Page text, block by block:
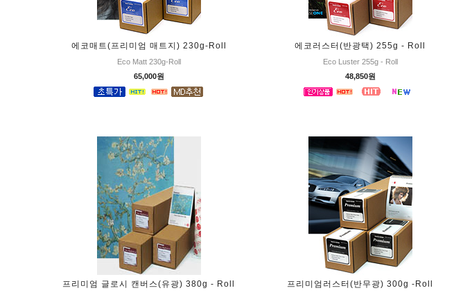
에코매트(프리미엄 매트지) 230g-Roll
Eco Matt 230g-Roll
65,000원
에코러스터(반광택) 255g - Roll
Eco Luster 255g - Roll
48,850원
프리미엄 글로시 캔버스(유광) 380g - Roll 프리미엄러스터(반무광) 300g -Roll